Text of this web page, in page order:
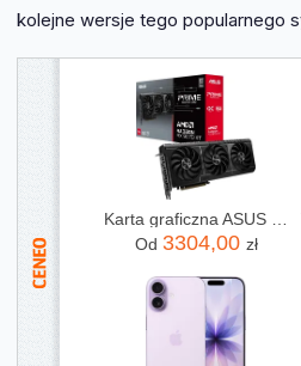
kolejne wersje tego popularnego
Od 3304,00 zł